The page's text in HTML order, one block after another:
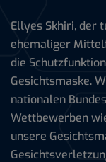
Ellyes Skhiri, der
ehemaliger
die
Gesichtsmaske.
nationalen
Wettbewerben
unsere